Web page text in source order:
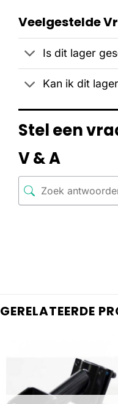
Veelgestelde
Is dit lager
Kan ik dit
Stel een
V & A
GERELATEERDE